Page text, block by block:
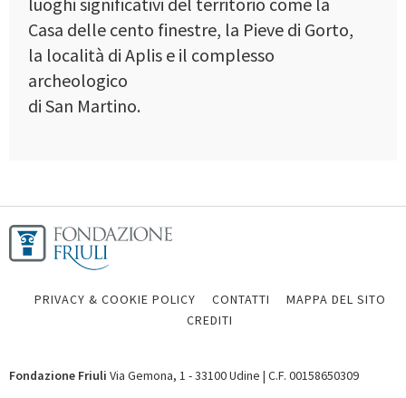
Casa delle cento finestre, la Pieve di Gorto,
la località di Aplis e il complesso
archeologico
di San Martino.
PRIVACY & COOKIE POLICY CONTATTI
MAPPA DEL SITO
CREDITI
Fondazione Friuli Via Gemona, 1 - 33100 Udine | C.F. 00158650309